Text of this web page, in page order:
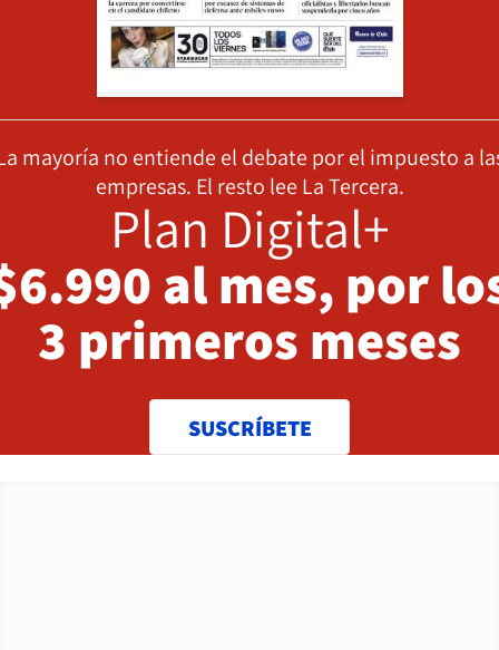
mayoría no entiende el debate por el impuesto a
empresas. El resto lee La Tercera.
Plan Digital+
al mes, por
3 primeros meses
SUSCRÍBETE